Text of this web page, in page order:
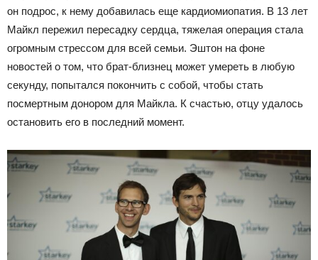
он подрос, к нему добавилась еще кардиомиопатия. В 13 лет
Майкл пережил пересадку сердца, тяжелая операция стала
огромным стрессом для всей семьи. Эштон на фоне
новостей о том, что брат-близнец может умереть в любую
секунду, попытался покончить с собой, чтобы стать
посмертным донором для Майкла. К счастью, отцу удалось
остановить его в последний момент.